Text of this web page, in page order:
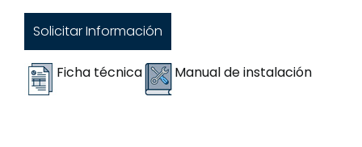
Solicitar Información
Ficha técnica Manual de instalación